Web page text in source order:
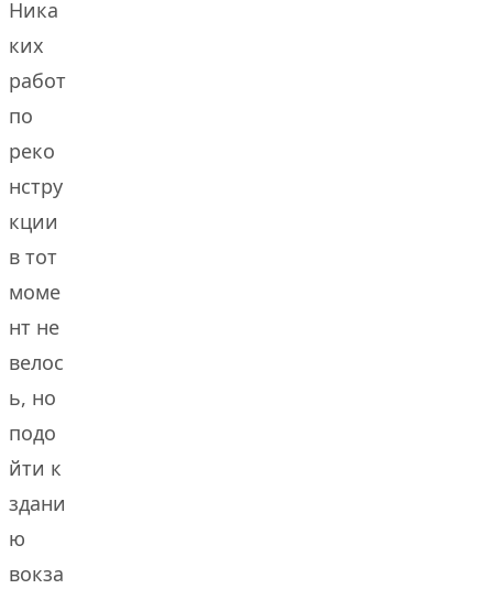
Ника
ких
работ
по
реко
нстру
кции
в тот
моме
нт не
велос
ь, но
подо
йти к
здани
ю
вокза